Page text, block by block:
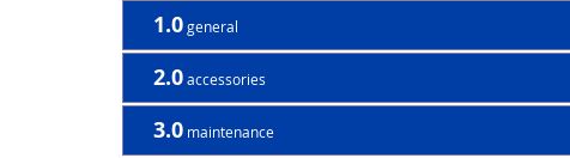
1.0general
2.0accessories
3.0 maintenance